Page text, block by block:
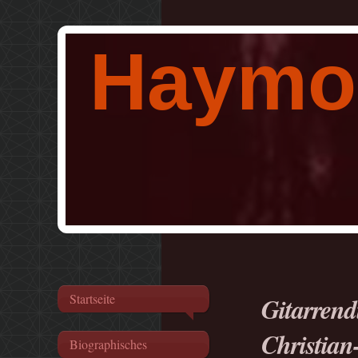
Startseite
Biographisches